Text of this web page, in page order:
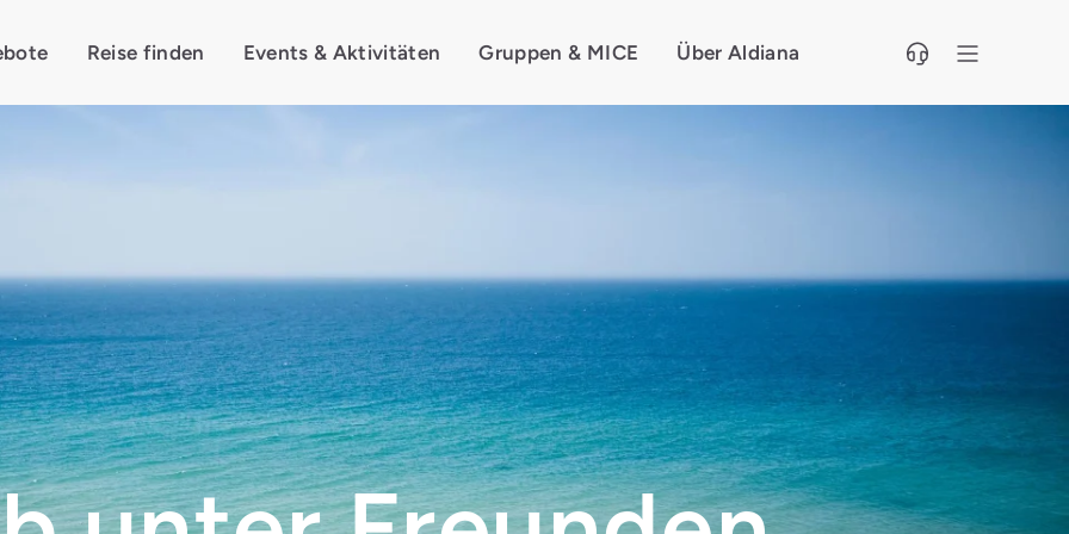
Reise finden Events & Aktivitäten Gruppen & MICE Über Aldiana